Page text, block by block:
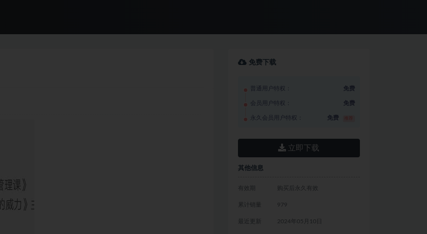
免费下载
普通用户特权： 免费
会员用户特权： 免费
永久会员用户特权： 免费
立即下载
其他信息
有效期 购买后永久有效
累计销量 979
最近更新 2024年05月10日